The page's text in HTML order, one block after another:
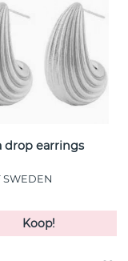
drop earrings
SWEDEN
Koop!